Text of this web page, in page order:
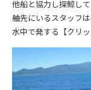
他船と協力し探鯨して
舳先にいるスタッフ
水中で発する【クリ